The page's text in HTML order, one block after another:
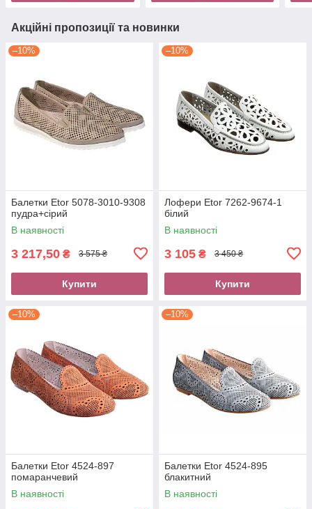
Акційні пропозиції та новинки
–10%
Балетки Etor 5078-3010-9308
пудра+сірий
В наявності
3 217,50 ₴ 3 575 ₴
Купити
–10%
Лофери Etor 7262-9674-1
білий
В наявності
3 105 ₴ 3 450 ₴
Купити
–10%
Балетки Etor 4524-897
помаранчевий
В наявності
–10%
Балетки Etor 4524-895
блакитний
В наявності